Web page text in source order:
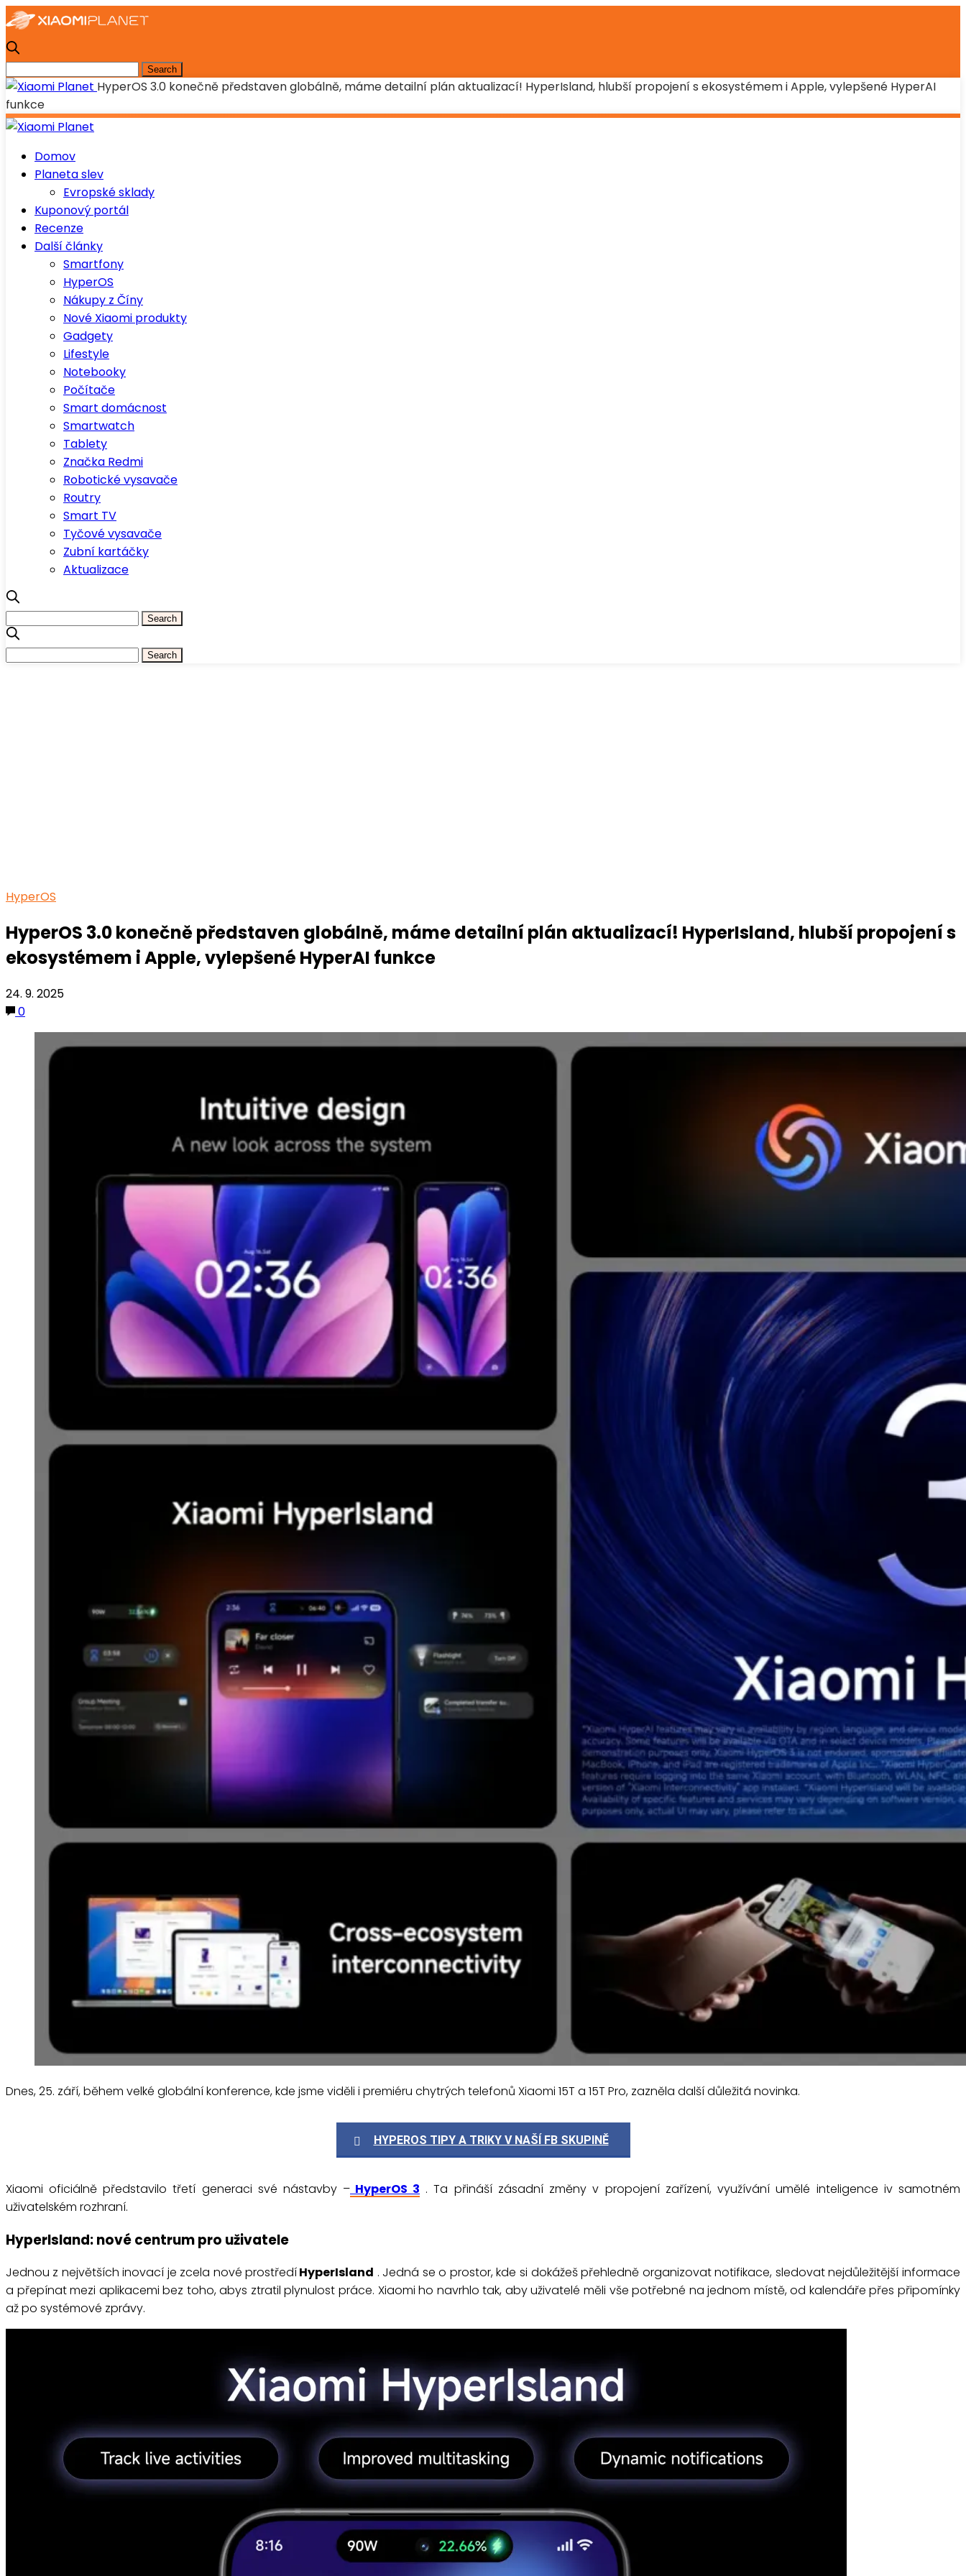
HyperOS 3.0 konečně představen globálně, máme detailní plán aktualizací! HyperIsland, hlubší propojení s ekosystémem i Apple, vylepšené HyperAI
funkce
Domov
Planeta slev
Evropské sklady
Kuponový portál
Recenze
Další články
Smartfony
HyperOS
Nákupy z Číny
Nové Xiaomi produkty
Gadgety
Lifestyle
Notebooky
Počítače
Smart domácnost
Smartwatch
Tablety
Značka Redmi
Robotické vysavače
Routry
Smart TV
Tyčové vysavače
Zubní kartáčky
Aktualizace
HyperOS
HyperOS 3.0 konečně představen globálně, máme detailní plán aktualizací! HyperIsland, hlubší propojení s
ekosystémem i Apple, vylepšené HyperAI funkce
24. 9. 2025
0
Dnes, 25. září, během velké globální konference, kde jsme viděli i premiéru chytrých telefonů Xiaomi 15T a 15T Pro, zazněla další důležitá novinka.
HYPEROS TIPY A TRIKY V NAŠÍ FB SKUPINĚ
Xiaomi oficiálně představilo třetí generaci své nástavby – HyperOS 3 . Ta přináší zásadní změny v propojení zařízení, využívání umělé inteligence iv samotném
uživatelském rozhraní.
HyperIsland: nové centrum pro uživatele
Jednou z největších inovací je zcela nové prostředíHyperIsland . Jedná se o prostor, kde si dokážeš přehledně organizovat notifikace, sledovat nejdůležitější informace
a přepínat mezi aplikacemi bez toho, abys ztratil plynulost práce. Xiaomi ho navrhlo tak, aby uživatelé měli vše potřebné na jednom místě, od kalendáře přes připomínky
až po systémové zprávy.